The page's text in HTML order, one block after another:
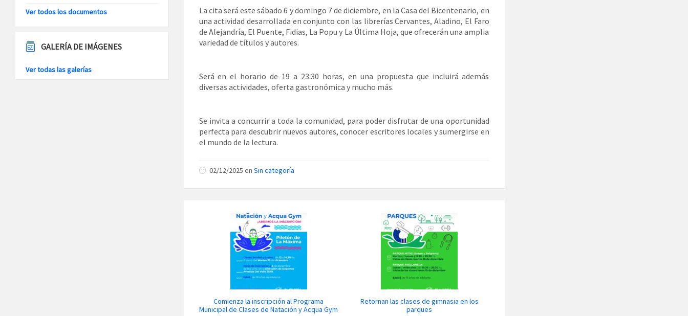
La cita será este sábado 6 y domingo 7 de diciembre, en la Casa del Bicentenario, en
una actividad desarrollada en conjunto con las librerías Cervantes, Aladino, El Faro
de Alejandría, El Puente, Fidias, La Popu y La Última Hoja, que ofrecerán una amplia
variedad de títulos y autores.
Será en el horario de 19 a 23:30 horas, en una propuesta que incluirá además
diversas actividades, oferta gastronómica y mucho más.
Se invita a concurrir a toda la comunidad, para poder disfrutar de una oportunidad
perfecta para descubrir nuevos autores, conocer escritores locales y sumergirse en
el mundo de la lectura.
02/12/2025 en Sin categoría
Comienza la inscripción al Programa
Municipal de Clases de Natación y Acqua Gym
Retornan las clases de gimnasia en los
parques
Ver todos los documentos
GALERÍA DE IMÁGENES
Ver todas las galerías